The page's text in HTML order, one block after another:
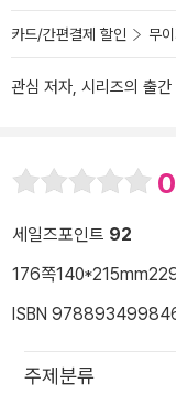
카드/간편결제 할인 무
관심 저자, 시리즈의 출
0
세일즈포인트 92
176쪽140*215mm
ISBN
주제분류